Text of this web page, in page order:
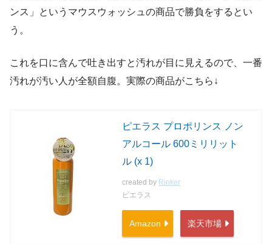
ンス」というマウスウォッシュの商品で勝負をするとい
う。
これを口に含んで吐き出すと汚れが目に見えるので、一番
汚れが汚い人が全額自腹。実際の商品がこちら↓
ピエラス プロポリンス ノン
アルコール 600ミリリット
ル (x 1)
created by Rinker
ピエラス
Amazon 楽天市場